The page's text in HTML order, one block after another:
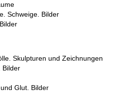
Schweige. Bilder
Skulpturen und Zeichnungen
Bilder
Glut. Bilder